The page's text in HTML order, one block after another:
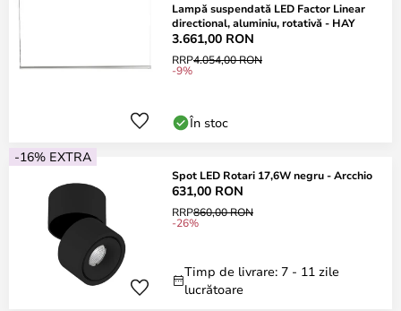
Lampă suspendată LED Factor Linear
directional, aluminiu, rotativă - HAY
3.661,00 RON
RRP4.054,00 RON
-9%
În stoc
-16% EXTRA
Spot LED Rotari 17,6W negru - Arcchio
631,00 RON
RRP860,00 RON
-26%
Timp de livrare: 7 - 11 zile
lucrătoare